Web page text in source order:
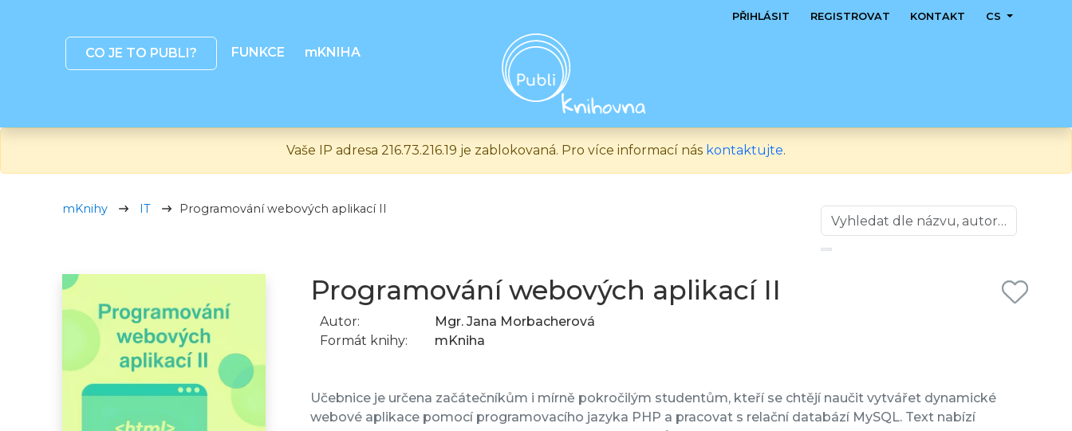
CO JE TO PUBLI? FUNKCE mKNIHA
PŘIHLÁSIT REGISTROVAT KONTAKT CS
Vaše IP adresa 216.73.216.19 je zablokovaná. Pro více informací nás kontaktujte.
mKnihy IT Programování webových aplikací II
Programování webových aplikací II
Autor:
Mgr. Jana Morbacherová
Formát knihy:
mKniha
Učebnice je určena začátečníkům i mírně pokročilým studentům, kteří se chtějí naučit vytvářet dynamické
webové aplikace pomocí programovacího jazyka PHP a pracovat s relační databází MySQL. Text nabízí